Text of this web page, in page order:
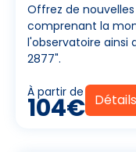
Offrez de
comprenant la
l'observatoire ainsi
2877".
À partir de
104€